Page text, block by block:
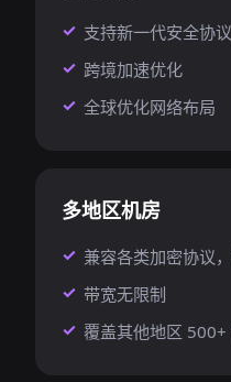
支持新一代安全协议
跨境加速优化
全球优化网络布局
多地区机房
兼容各类加密协议
带宽无限制
覆盖其他地区 500+